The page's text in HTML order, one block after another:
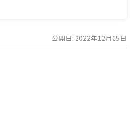
公開日: 2022年12月05日